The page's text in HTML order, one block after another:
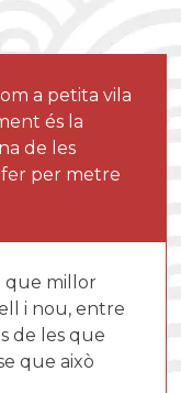
a petita vila
és la
de les
fer per metre
que millor
i nou, entre
de les que
que això